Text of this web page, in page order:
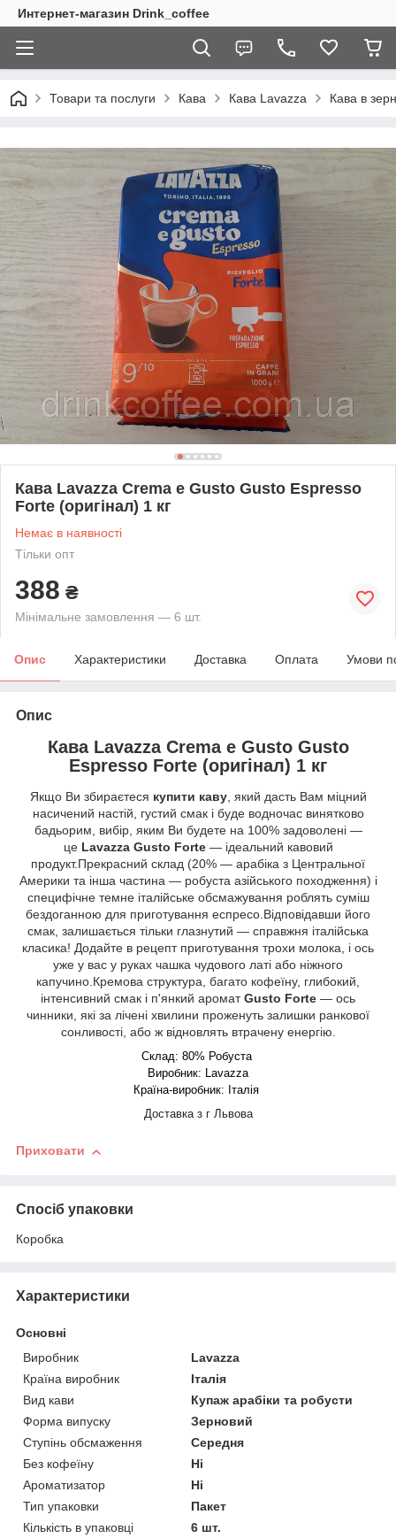
Интернет-магазин Drink_coffee
Товари та послуги Кава Кава Lavazza Кава в
Кава Lavazza Crema e Gusto Gusto Espresso
Forte (оригінал) 1 кг
Немає в наявності
Тільки опт
388 ₴
Мінімальне замовлення — 6 шт.
Опис Характеристики Доставка Оплата Умови
Опис
Кава Lavazza Crema e Gusto Gusto
Espresso Forte (оригінал) 1 кг
Якщо Ви збираєтеся купити каву, який дасть Вам міцний
насичений настій, густий смак і буде водночас винятково
бадьорим, вибір, яким Ви будете на 100% задоволені —
це Lavazza Gusto Forte— ідеальний кавовий
продукт.Прекрасний склад (20% — арабіка з Центральної
Америки та інша частина — робуста азійського походження) і
специфічне темне італійське обсмажування роблять суміш
бездоганною для приготування еспресо.Відповідавши його
смак, залишається тільки глазнутий — справжня італійська
класика! Додайте в рецепт приготування трохи молока, і ось
уже у вас у руках чашка чудового латі або ніжного
капучино.Кремова структура, багато кофеїну, глибокий,
інтенсивний смак і п'янкий ароматGusto Forte — ось
чинники, які за лічені хвилини проженуть залишки ранкової
сонливості, або ж відновлять втрачену енергію.
Склад: 80% Робуста
Виробник: Lavazza
Країна-виробник: Італія
Доставка з г Львова
Приховати
Спосіб упаковки
Коробка
Характеристики
Основні
Виробник
Lavazza
Країна виробник
Італія
Вид кави
Купаж арабіки та робусти
Форма випуску
Зерновий
Ступінь обсмаження
Середня
Без кофеїну
Ні
Ароматизатор
Ні
Тип упаковки
Пакет
Кількість в упаковці
6 шт.